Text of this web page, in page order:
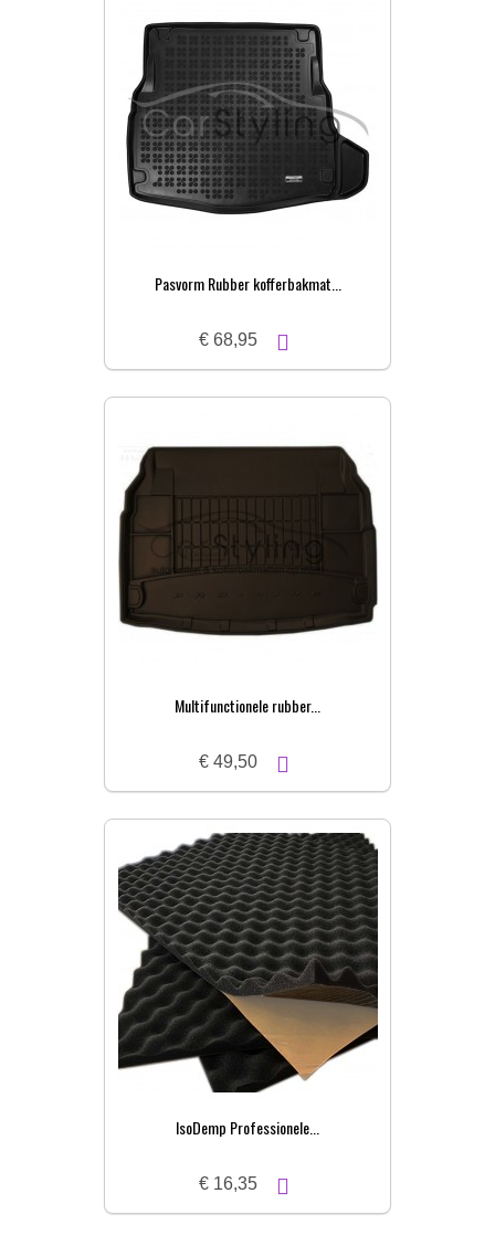
Pasvorm Rubber kofferbakmat...
€ 68,95
Multifunctionele rubber...
€ 49,50
IsoDemp Professionele...
€ 16,35